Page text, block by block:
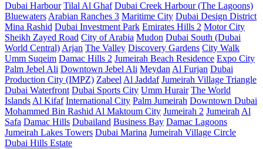
Dubai Harbour Tilal Al Ghaf Dubai Creek Harbour (The Lagoons)
BluewatersArabian Ranches 3 Maritime City Dubai Design District
Mina Rashid Dubai Investment Park Emirates Hills 2 Motor City
Sheikh Zayed Road City of Arabia Mudon Dubai South (Dubai
World Central)Arjan The Valley Discovery Gardens City Walk
Umm Suqeim Damac Hills 2 Jumeirah Beach Residence Expo City
Palm Jebel Ali Downtown Jebel Ali MeydanAl Furjan Dubai
Production City (IMPZ) ZabeelAl Jaddaf Jumeirah Village Triangle
Dubai Waterfront Dubai Sports City Umm Hurair The World
IslandsAl Kifaf International City Palm Jumeirah Downtown Dubai
Mohammed Bin Rashid Al Maktoum City Jumeirah 2 JumeirahAl
Safa Damac Hills Dubailand Business Bay Damac Lagoons
Jumeirah Lakes Towers Dubai Marina Jumeirah Village Circle
Dubai Hills Estate